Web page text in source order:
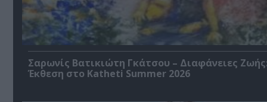
Σαρωνίς Βατικιώτη Γκάτσου – Διαφάνειες Ζωής:
Έκθεση στο Katheti Summer 2026